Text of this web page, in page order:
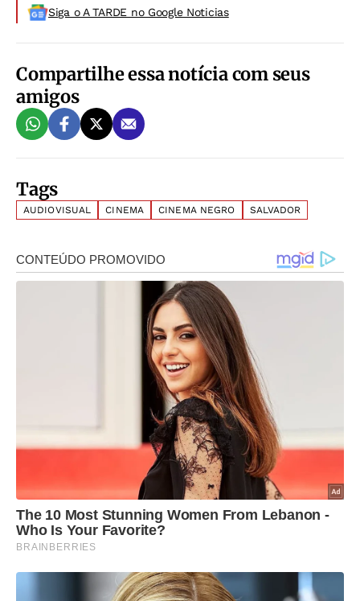
Siga o A TARDE no Google Noticias
Compartilhe essa notícia com seus
amigos
Tags
AUDIOVISUAL CINEMA CINEMA NEGRO SALVADOR